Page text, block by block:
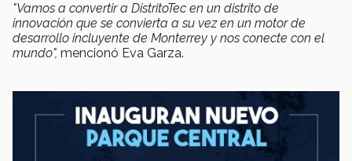
"Vamos a convertir a DistritoTec en un distrito de
innovación que se convierta a su vez en un motor de
desarrollo incluyente de Monterrey y nos conecte con el
mundo", mencionó Eva Garza.